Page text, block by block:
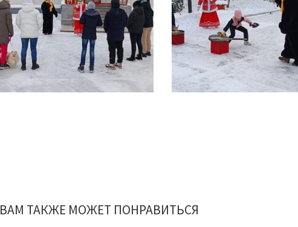
ВАМ ТАКЖЕ МОЖЕТ ПОНРАВИТЬСЯ